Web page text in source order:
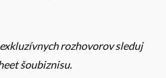
rozhovorov sleduj
šoubiznisu.